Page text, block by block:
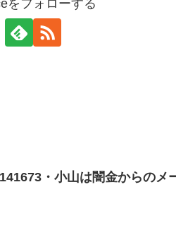
をフォローする
・小山は闇金からのメ